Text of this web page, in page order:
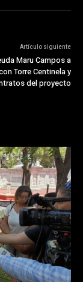
Artículo siguiente
Maru Campos a
Torre Centinela y
del proyecto